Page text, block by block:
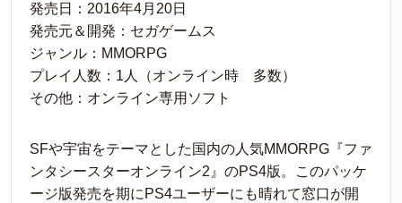
発売日：2016年4月20日
発売元＆開発：セガゲームス
ジャンル：MMORPG
プレイ人数：1人（オンライン時 多数）
その他：オンライン専用ソフト
SFや宇宙をテーマとした国内の人気MMORPG『ファ
ンタシースターオンライン2』のPS4版。このパッケ
ージ版発売を期にPS4ユーザーにも晴れて窓口が開